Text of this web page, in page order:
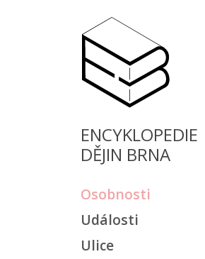
ENCYKLOPEDIE
DĚJIN BRNA
Osobnosti
Události
Ulice